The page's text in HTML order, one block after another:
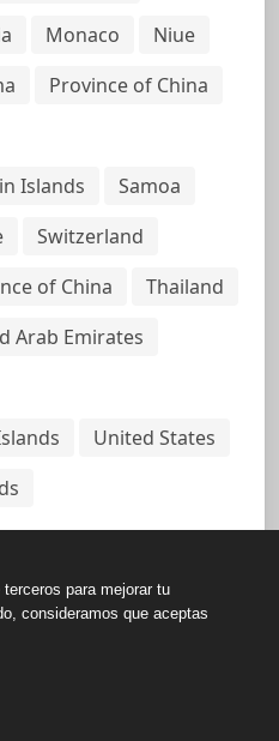
Monaco
Niue
Province of China
Islands
Samoa
Switzerland
of China
Thailand
Arab Emirates
United States
reserved.
Del Panamá
para mejorar tu
consideramos que aceptas